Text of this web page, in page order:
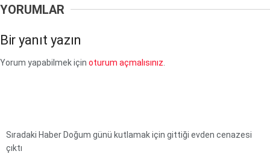
YORUMLAR
Bir yanıt yazın
Yorum yapabilmek için oturum açmalısınız
Sıradaki Haber Doğum günü kutlamak için gittiği evden cenazesi
çıktı